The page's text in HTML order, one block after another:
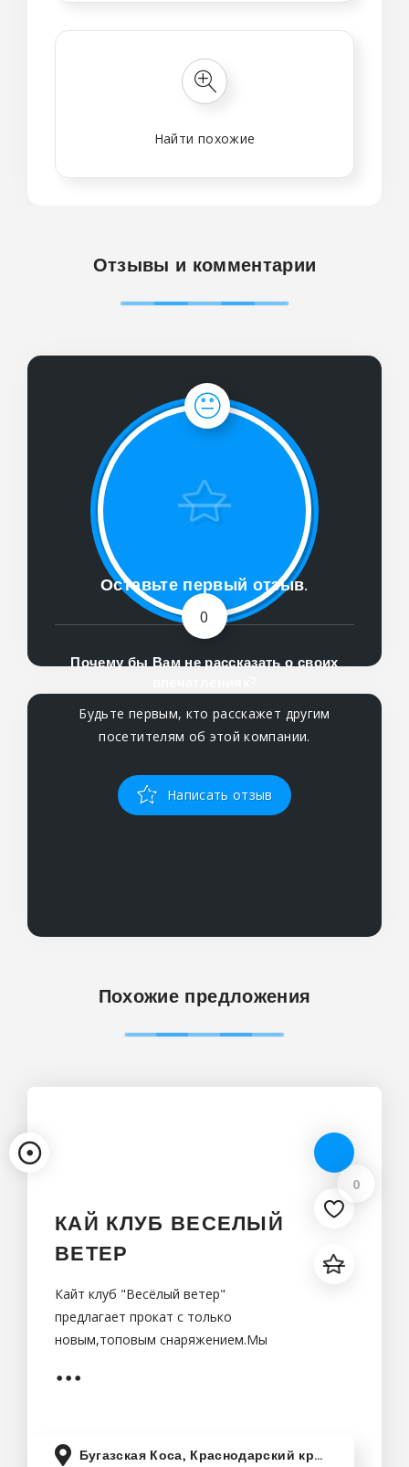
Найти похожие
Отзывы и комментарии
0
Оставьте первый отзыв.
Почему бы Вам не рассказать о своих
Будьте первым, кто расскажет другим
посетителям об этой компании.
Написать отзыв
Похожие предложения
0
КАЙ КЛУБ ВЕСЕЛЫЙ
ВЕТЕР
Кайт клуб "Весёлый ветер"
предлагает прокат с только
новым,топовым снаряжением.Мы
с выбором оборудования.Обучение
Бугазская Коса, Краснодарский край, Россия